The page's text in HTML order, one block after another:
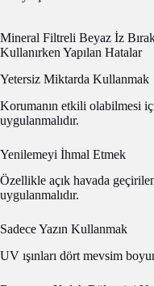
Mineral Filtreli Beyaz İz
Kullanırken Yapılan Hatalar
Yetersiz Miktarda Kullanmak
Korumanın etkili olabilmesi
uygulanmalıdır.
Yenilemeyi İhmal Etmek
Özellikle açık havada
uygulanmalıdır.
Sadece Yazın Kullanmak
UV ışınları dört mevsim